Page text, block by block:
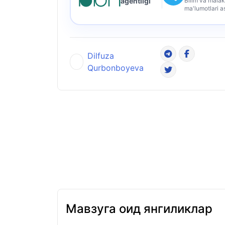
ma'lumotlari
Dilfuza
Qurbonboyeva
Мавзуга оид янгиликлар